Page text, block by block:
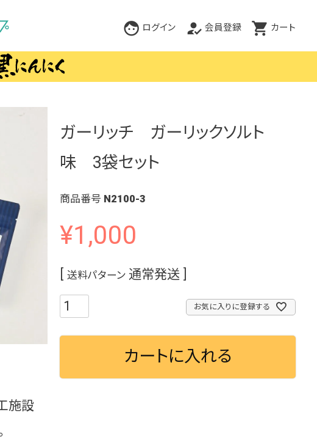
ログイン 会員登録 カート
施設
ガーリッチ ガーリックソルト
味 3袋セット
商品番号 N2100-3
¥1,000
送料パターン 通常発送
お気に入りに登録する
カートに入れる